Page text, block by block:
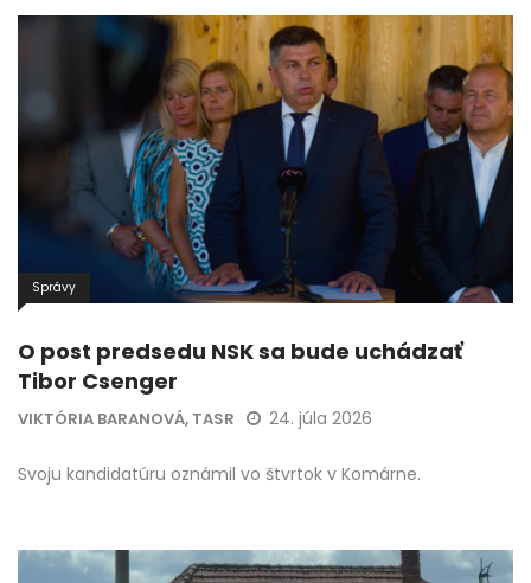
Správy
O post predsedu NSK sa bude uchádzať
Tibor Csenger
VIKTÓRIA BARANOVÁ, TASR 24. júla 2026
Svoju kandidatúru oznámil vo štvrtok v Komárne.